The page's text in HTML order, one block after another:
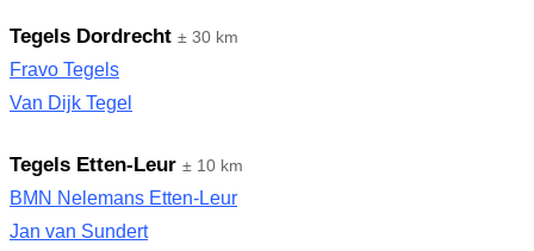
Tegels Dordrecht ± 30 km
Fravo Tegels
Van Dijk Tegel
Tegels Etten-Leur ± 10 km
BMN Nelemans Etten-Leur
Jan van Sundert